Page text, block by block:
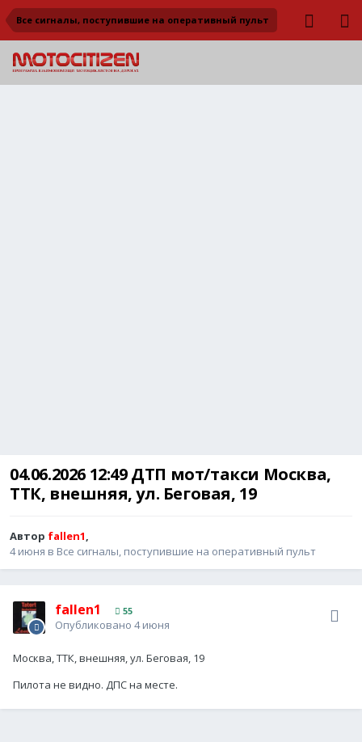
Все сигналы, поступившие на оперативный пульт
04.06.2026 12:49 ДТП мот/такси Москва,
ТТК, внешняя, ул. Беговая, 19
Автор fallen1,
4 июня в Все сигналы, поступившие на оперативный пульт
fallen1 55
Опубликовано 4 июня
Москва, ТТК, внешняя, ул. Беговая, 19
Пилота не видно. ДПС на месте.